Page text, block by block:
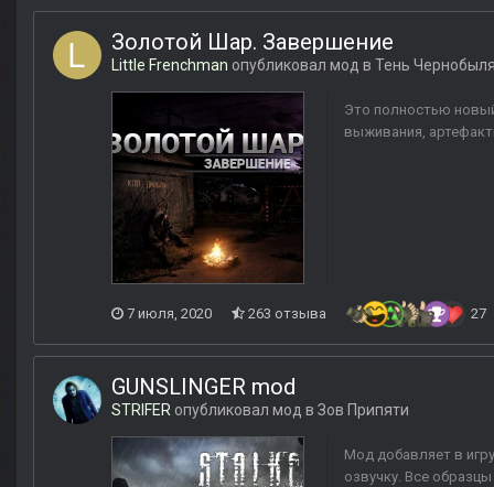
Золотой Шар. Завершение
Little Frenchman опубликовал мод в Тень
Это полностью
выживания,
7 июля, 2020 263 отзыва 27
GUNSLINGER mod
STRIFER опубликовал мод в Зов Припяти
Мод добавляет в
озвучку. Все